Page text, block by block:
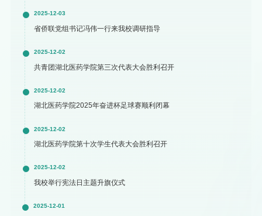
2025-12-03
省侨联党组书记冯伟一行来我校调研指导
2025-12-02
共青团湖北医药学院第三次代表大会胜利召开
2025-12-02
湖北医药学院2025年奋进杯足球赛顺利闭幕
2025-12-02
湖北医药学院第十次学生代表大会胜利召开
2025-12-02
我校举行宪法日主题升旗仪式
2025-12-01